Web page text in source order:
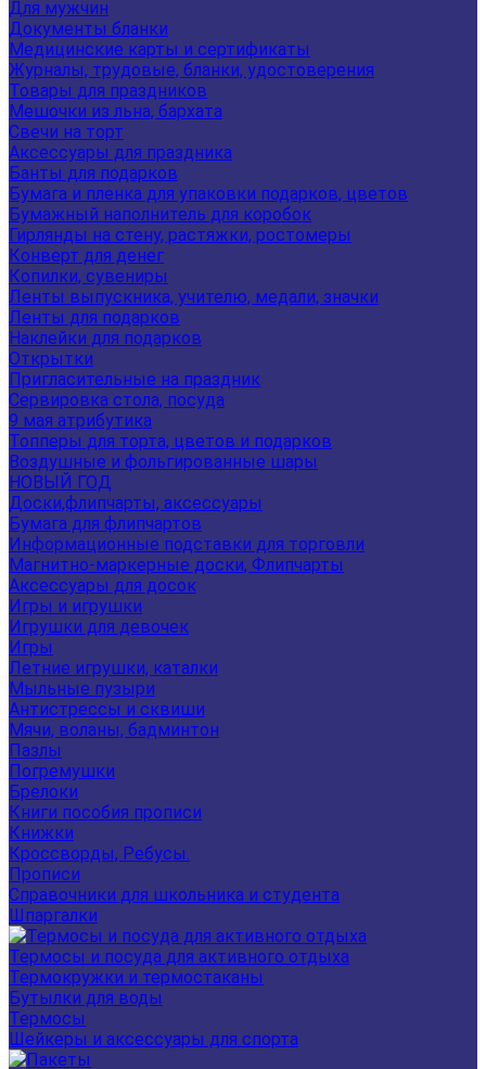
Для мужчин
Документы бланки
Медицинские карты и сертификаты
Журналы, трудовые, бланки, удостоверения
Товары для праздников
Мешочки из льна, бархата
Свечи на торт
Аксессуары для праздника
Банты для подарков
Бумага и пленка для упаковки подарков, цветов
Бумажный наполнитель для коробок
Гирлянды на стену, растяжки, ростомеры
Конверт для денег
Копилки, сувениры
Ленты выпускника, учителю, медали, значки
Ленты для подарков
Наклейки для подарков
Открытки
Пригласительные на праздник
Сервировка стола, посуда
9 мая атрибутика
Топперы для торта, цветов и подарков
Воздушные и фольгированные шары
НОВЫЙ ГОД
Доски,флипчарты, аксессуары
Бумага для флипчартов
Информационные подставки для торговли
Магнитно-маркерные доски, Флипчарты
Аксессуары для досок
Игры и игрушки
Игрушки для девочек
Игры
Летние игрушки, каталки
Мыльные пузыри
Антистрессы и сквиши
Мячи, воланы, бадминтон
Пазлы
Погремушки
Брелоки
Книги пособия прописи
Книжки
Кроссворды, Ребусы.
Прописи
Справочники для школьника и студента
Шпаргалки
Термосы и посуда для активного отдыха
Термокружки и термостаканы
Бутылки для воды
Термосы
Шейкеры и аксессуары для спорта